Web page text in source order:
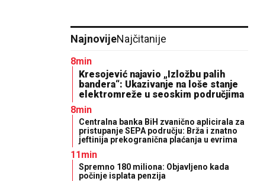
NajnovijeNajčitanije
8min
Kresojević najavio „Izložbu palih
bandera“: Ukazivanje na loše stanje
elektromreže u seoskim područjima
8min
Centralna banka BiH zvanično aplicirala za
pristupanje SEPA području: Brža i znatno
jeftinija prekogranična plaćanja u evrima
11min
Spremno 180 miliona: Objavljeno kada
počinje isplata penzija